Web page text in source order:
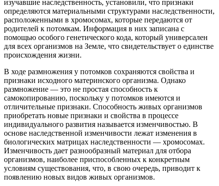
изучавшие наследственность, установили, что признаки
определяются материальными структурами наследственности,
расположенными в хромосомах, которые передаются от
родителей к потомкам. Информация в них записана с
помощью особого генетического кода, который универсален
для всех организмов на Земле, что свидетельствует о единстве
происхождения жизни.
В ходе размножения у потомков сохраняются свойства и
признаки исходного материнского организма. Однако
размножение — это не простая способность к
самокопированию, поскольку у потомков имеются и
отличительные признаки. Способность живых организмов
приобретать новые признаки и свойства в процессе
индивидуального развития называется изменчивостью. В
основе наследственной изменчивости лежат изменения в
биологических матрицах наследственности — хромосомах.
Изменчивость дает разнообразный материал для отбора
организмов, наиболее приспособленных к конкретным
условиям существования, что, в свою очередь, приводит к
появлению новых видов живых организмов.